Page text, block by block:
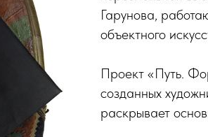
Гарунова,
объектного
Проект «Путь.
созданных
раскрывает